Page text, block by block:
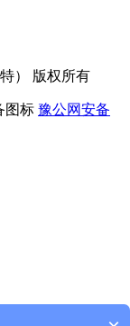
） 版权所有
豫公网安备